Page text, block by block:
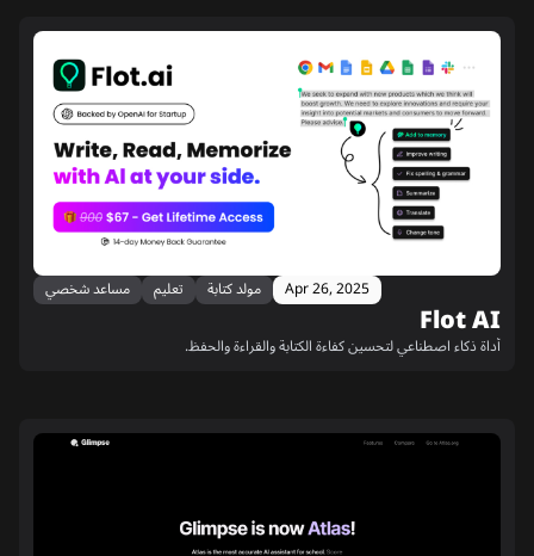
Apr 26, 2025 مولد كتابة تعليم مساعد شخصي
Flot AI
أداة ذكاء اصطناعي لتحسين كفاءة الكتابة والقراءة والحفظ.